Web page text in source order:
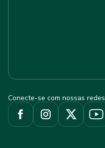
Conecte-se com nossas redes